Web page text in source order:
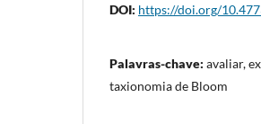
DOI: https://doi.org/
Palavras-chave: avaliar,
taxionomia de Bloom